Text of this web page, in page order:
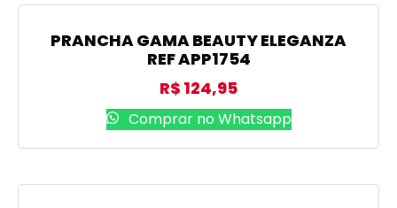
PRANCHA GAMA BEAUTY ELEGANZA
REF APP1754
R$ 124,95
Comprar no Whatsapp